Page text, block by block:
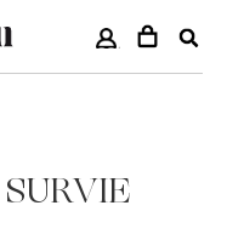
COMPTE